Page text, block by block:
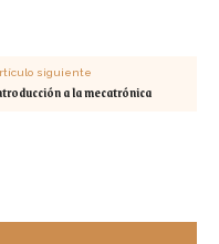
siguiente
a la mecatrónica